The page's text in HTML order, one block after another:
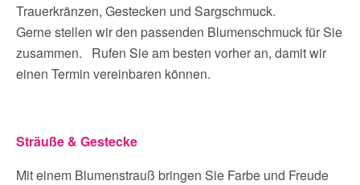
Trauerkränzen, Gestecken und Sargschmuck.
Gerne stellen wir den passenden Blumenschmuck für Sie
zusammen. Rufen Sie am besten vorher an, damit wir
einen Termin vereinbaren können.
Sträuße & Gestecke
Mit einem Blumenstrauß bringen Sie Farbe und Freude